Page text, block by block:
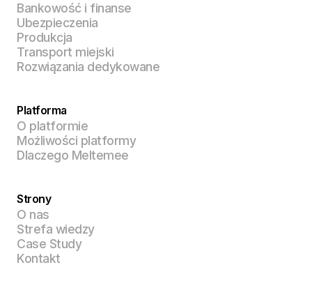
Bankowość i finanse
Ubezpieczenia
Produkcja
Transport miejski
Rozwiązania dedykowane
Platforma
O platformie
Możliwości platformy
Dlaczego Meltemee
Strony
O nas
Strefa wiedzy
Case Study
Kontakt